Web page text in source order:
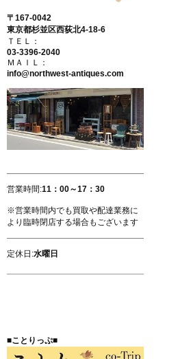
〒167-0042
東京都杉並区西荻北4-18-6
ＴＥＬ：
03-3396-2040
ＭＡＩＬ：
info@northwest-antiques.com
営業時間:11：00～17：30
※営業時間内でも買取や配達業務に
より臨時閉店する場合もございます
定休日:水曜日
■ことりっぷ■